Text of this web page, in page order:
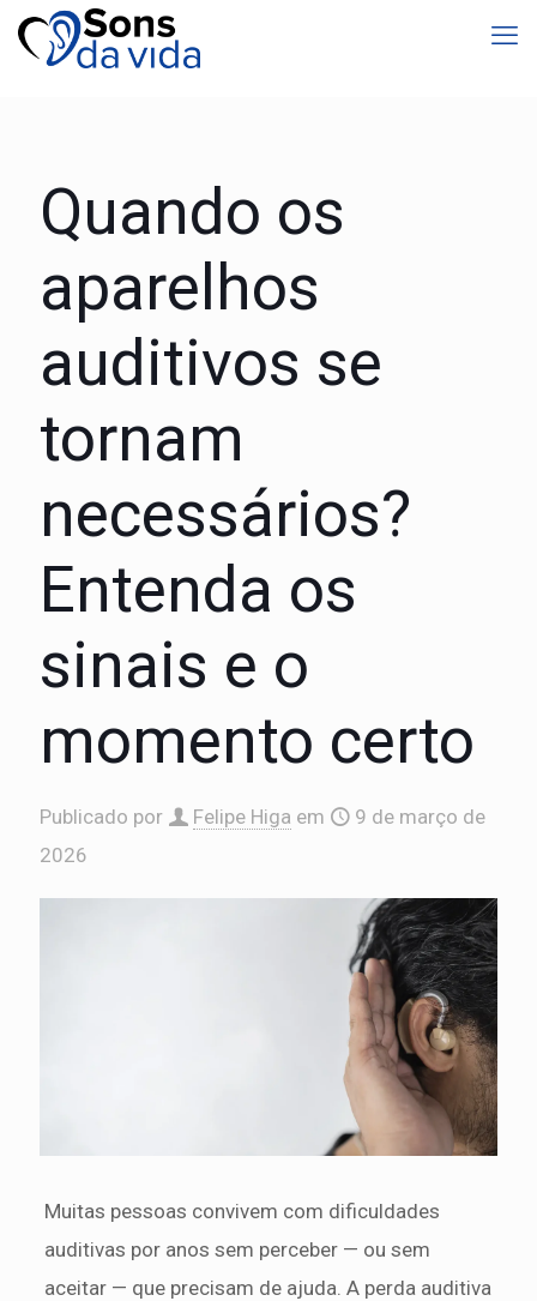
Quando os
aparelhos
auditivos se
tornam
necessários?
Entenda os
sinais e o
momento certo
Publicado por Felipe Higa em
9 de março de
2026
Muitas pessoas convivem com dificuldades
auditivas por anos sem perceber — ou sem
aceitar — que precisam de ajuda. A perda auditiva